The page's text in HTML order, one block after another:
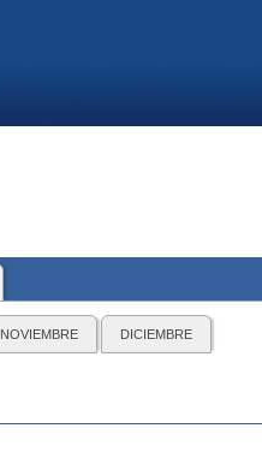
NOVIEMBRE DICIEMBRE